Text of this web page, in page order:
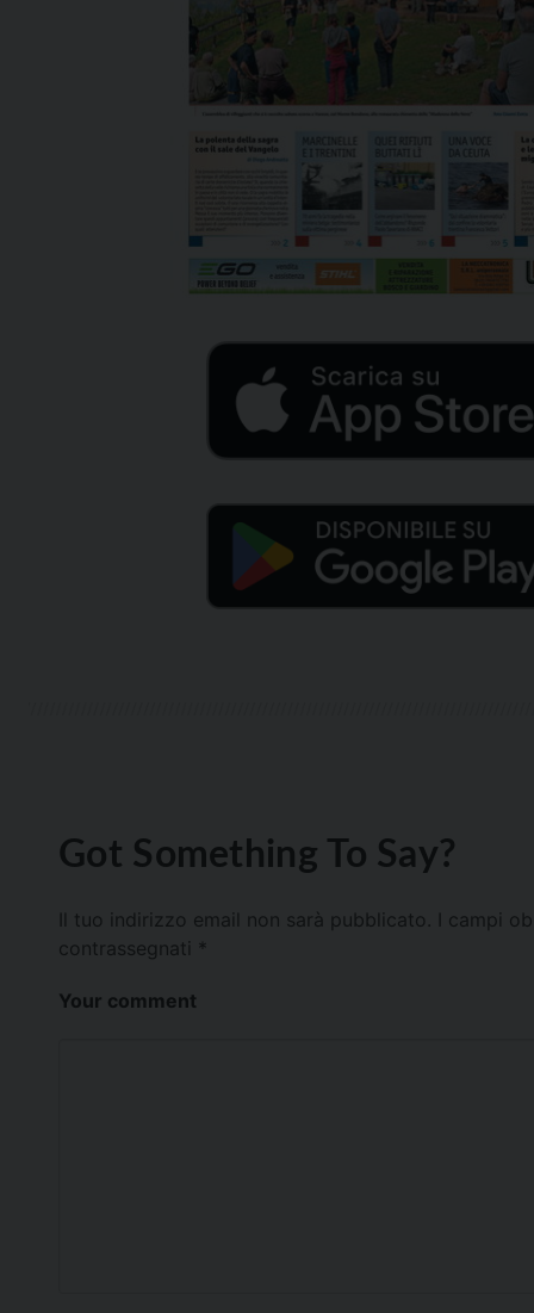
Got Something To Say?
Il tuo indirizzo email non sarà pubblicato.
I campi
contrassegnati *
Your comment